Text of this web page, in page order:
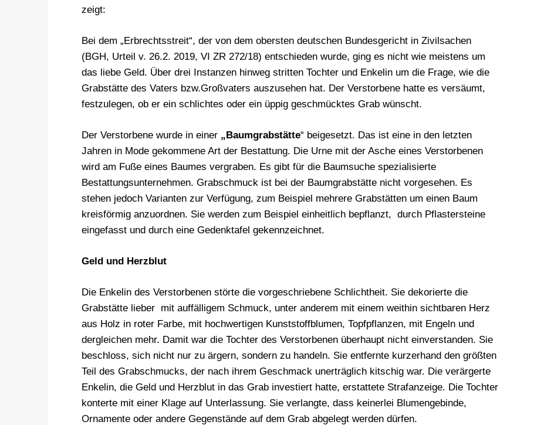
zeigt:
Bei dem „Erbrechtsstreit“, der von dem obersten deutschen Bundesgericht in Zivilsachen
(BGH, Urteil v. 26.2. 2019, VI ZR 272/18) entschieden wurde, ging es nicht wie meistens um
das liebe Geld. Über drei Instanzen hinweg stritten Tochter und Enkelin um die Frage, wie die
Grabstätte des Vaters bzw.Großvaters auszusehen hat. Der Verstorbene hatte es versäumt,
festzulegen, ob er ein schlichtes oder ein üppig geschmücktes Grab wünscht.
Der Verstorbene wurde in einer „Baumgrabstätte“ beigesetzt. Das ist eine in den letzten
Jahren in Mode gekommene Art der Bestattung. Die Urne mit der Asche eines Verstorbenen
wird am Fuße eines Baumes vergraben. Es gibt für die Baumsuche spezialisierte
Bestattungsunternehmen. Grabschmuck ist bei der Baumgrabstätte nicht vorgesehen. Es
stehen jedoch Varianten zur Verfügung, zum Beispiel mehrere Grabstätten um einen Baum
kreisförmig anzuordnen. Sie werden zum Beispiel einheitlich bepflanzt, durch Pflastersteine
eingefasst und durch eine Gedenktafel gekennzeichnet.
Geld und Herzblut
Die Enkelin des Verstorbenen störte die vorgeschriebene Schlichtheit. Sie dekorierte die
Grabstätte lieber mit auffälligem Schmuck, unter anderem mit einem weithin sichtbaren Herz
aus Holz in roter Farbe, mit hochwertigen Kunststoffblumen, Topfpflanzen, mit Engeln und
dergleichen mehr. Damit war die Tochter des Verstorbenen überhaupt nicht einverstanden. Sie
beschloss, sich nicht nur zu ärgern, sondern zu handeln. Sie entfernte kurzerhand den größten
Teil des Grabschmucks, der nach ihrem Geschmack unerträglich kitschig war. Die verärgerte
Enkelin, die Geld und Herzblut in das Grab investiert hatte, erstattete Strafanzeige. Die Tochter
konterte mit einer Klage auf Unterlassung. Sie verlangte, dass keinerlei Blumengebinde,
Ornamente oder andere Gegenstände auf dem Grab abgelegt werden dürfen.